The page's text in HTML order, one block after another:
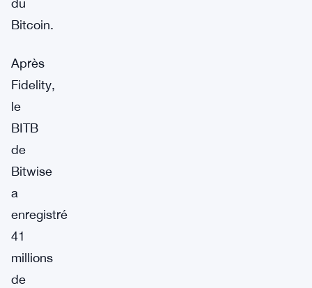
du
Bitcoin.
Après
Fidelity,
le
BITB
de
Bitwise
a
enregistré
41
millions
de